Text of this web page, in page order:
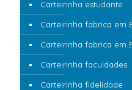
Carteirinha estudante
Carteirinha fabrica em
Carteirinha fabrica em
Carteirinha faculdades
Carteirinha fidelidade